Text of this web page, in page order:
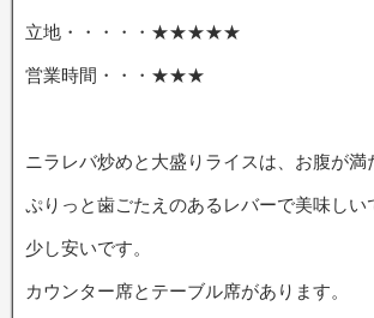
立地・・・・・★★★★★
営業時間・・・★★★
ニラレバ炒めと大盛りライスは、お腹が満
ぷりっと歯ごたえのあるレバーで美味しい
少し安いです。
カウンター席とテーブル席があります。